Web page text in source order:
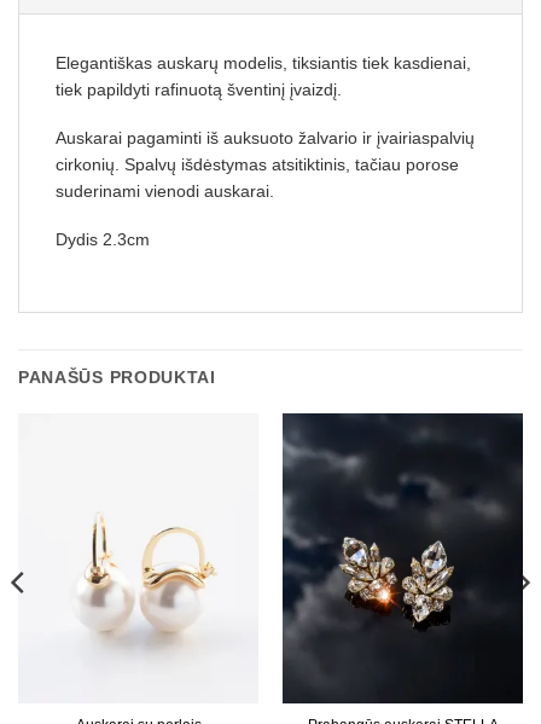
Elegantiškas auskarų modelis, tiksiantis tiek kasdienai,
tiek papildyti rafinuotą šventinį įvaizdį.
Auskarai pagaminti iš auksuoto žalvario ir įvairiaspalvių
cirkonių. Spalvų išdėstymas atsitiktinis, tačiau porose
suderinami vienodi auskarai.
Dydis 2.3cm
PANAŠŪS PRODUKTAI